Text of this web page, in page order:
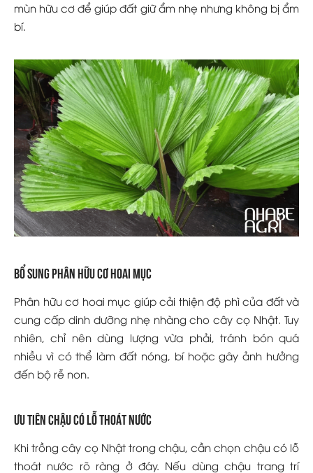
mùn hữu cơ để giúp đất giữ ẩm nhẹ nhưng không bị ẩm
bí.
Bổ sung phân hữu cơ hoai mục
Phân hữu cơ hoai mục giúp cải thiện độ phì của đất và
cung cấp dinh dưỡng nhẹ nhàng cho cây cọ Nhật. Tuy
nhiên, chỉ nên dùng lượng vừa phải, tránh bón quá
nhiều vì có thể làm đất nóng, bí hoặc gây ảnh hưởng
đến bộ rễ non.
Ưu tiên chậu có lỗ thoát nước
Khi trồng cây cọ Nhật trong chậu, cần chọn chậu có lỗ
thoát nước rõ ràng ở đáy. Nếu dùng chậu trang trí